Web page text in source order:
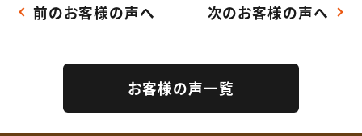
前のお客様の声へ
お客様の声一覧
次のお客様の声へ